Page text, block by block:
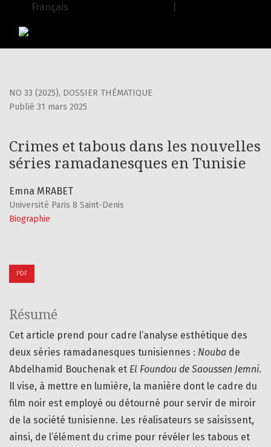
Crimes et tabous dans les nouvelles séries
Français
NO 33 (2025), DOSSIER THÉMATIQUE
Crimes et tabous dans les nouvelles
séries ramadanesques en Tunisie
Publié 31 mars 2025
Emna MRABET
Université Paris 8 Saint-Denis
Biographie
PDF
Résumé
Cet article prend pour cadre l’analyse esthétique des
deux séries ramadanesques tunisiennes : Nouba de
Abdelhamid Bouchenak et El Foundou de Saoussen Jemni.
Il vise, à mettre en lumière, la manière dont le cadre du
film noir est employé ou détourné pour servir de miroir
de la société tunisienne. Les réalisateurs se saisissent,
ainsi, de l’élément du crime pour révéler les tabous et